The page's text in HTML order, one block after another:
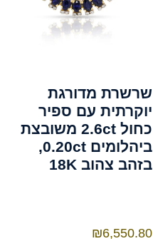
שרשרת מדורגת
יוקרתית עם ספיר
כחול 2.6ct משובצת
ביהלומים 0.20ct,
בזהב צהוב 18K
₪6,550.80